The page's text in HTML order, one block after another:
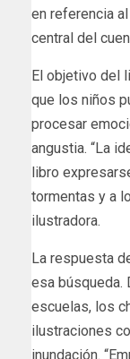
en referencia
central del
El objetivo del
que los niños
procesar
angustia. “La
libro
tormentas y a
ilustradora.
La respuesta
esa búsqueda.
escuelas, los
ilustraciones
inundación.